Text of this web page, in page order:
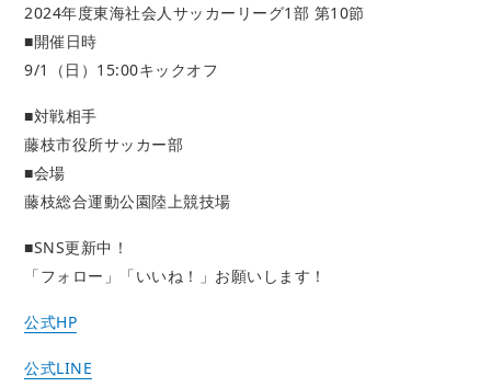
2024年度東海社会人サッカーリーグ1部 第10節
■開催日時
9/1（日）15:00キックオフ
■対戦相手
藤枝市役所サッカー部
■会場
藤枝総合運動公園陸上競技場
■SNS更新中！
「フォロー」「いいね！」お願いします！
公式HP
公式LINE